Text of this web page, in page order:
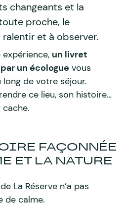
changeants et la
proche, le
et à observer.
un livret
un écologue vous
de votre séjour.
ce lieu, son histoire…
cache.
FAÇONNÉE
ET LA NATURE
La Réserve n’a pas
de calme.